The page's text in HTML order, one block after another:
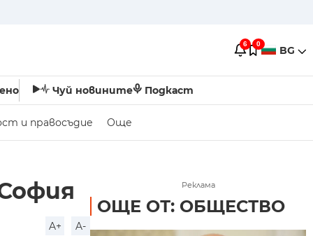
6 0 BG
Чуй новините Подкаст
и правосъдие Още
A+
A-
Реклама
ОЩЕ ОТ: ОБЩЕСТВО